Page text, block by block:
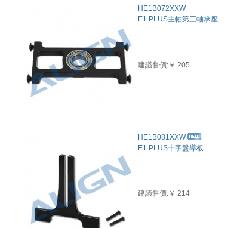
HE1B072XXW
E1 PLUS主軸第三軸承座
建議售價:￥ 205
HE1B081XXW
E1 PLUS十字盤導板
建議售價:￥ 214